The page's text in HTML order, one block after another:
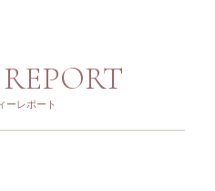
ーレポート